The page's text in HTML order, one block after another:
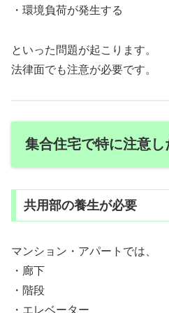
・環境負荷が発生する
といった問題が起こります。
法律面でも注意が必要です。
集合住宅で特に注意し
共用部の養生が必要
マンション・アパートでは、
・廊下
・階段
・エレベーター